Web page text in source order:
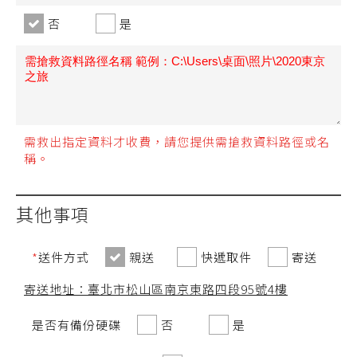
否 是
需救出指定資料才收費，請您提供需搶救資料路徑或名
稱。
其他事項
*送件方式 親送 快遞取件
寄送
寄送地址：臺北市松山區南京東路四段95號4樓
是否有備份硬碟 否 是